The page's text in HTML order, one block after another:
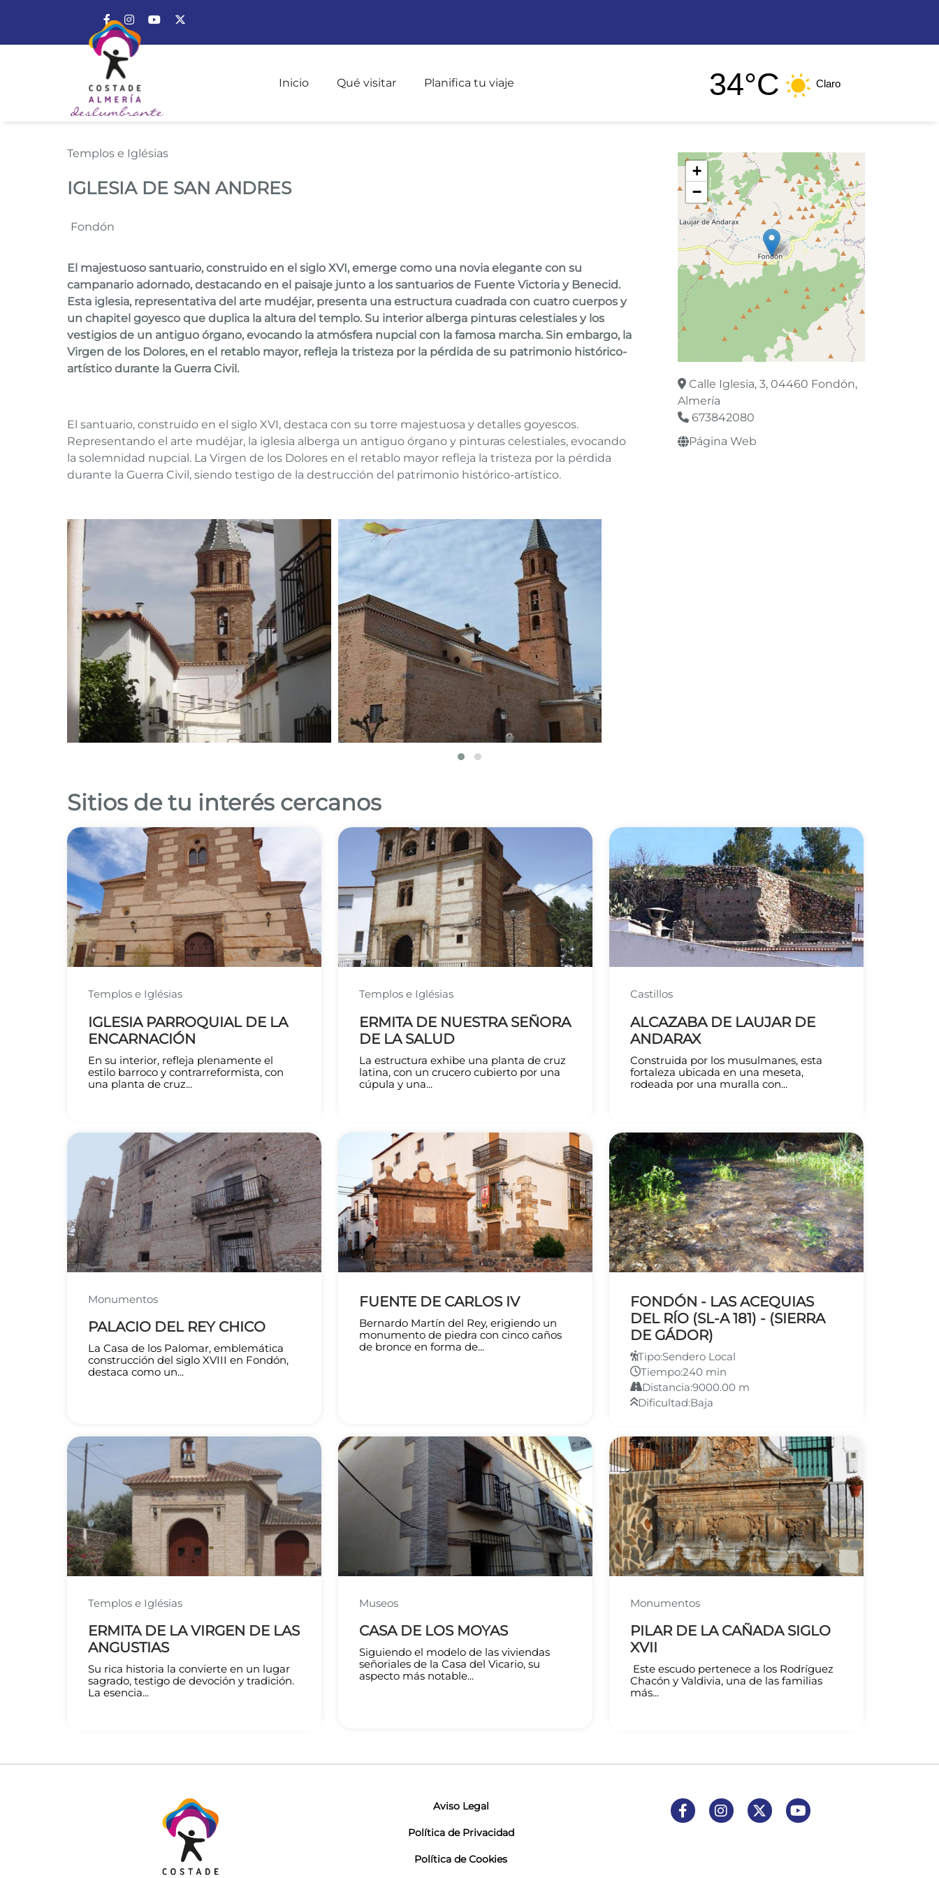
Enlace a Facebook
Enlace a Instagram
Enlace a Youtube Channel
Inicio Qué visitar Planifica tu viaje 34°C Claro
IGLESIA DE SAN ANDRES
Templos e Iglésias
IGLESIA DE SAN ANDRES
Fondón
El majestuoso santuario, construido en el siglo XVI, emerge como una novia elegante con su
campanario adornado, destacando en el paisaje junto a los santuarios de Fuente Victoria y Benecid.
Esta iglesia, representativa del arte mudéjar, presenta una estructura cuadrada con cuatro cuerpos y
un chapitel goyesco que duplica la altura del templo. Su interior alberga pinturas celestiales y los
vestigios de un antiguo órgano, evocando la atmósfera nupcial con la famosa marcha. Sin embargo, la
Virgen de los Dolores, en el retablo mayor, refleja la tristeza por la pérdida de su patrimonio histórico-
artístico durante la Guerra Civil.
El santuario, construido en el siglo XVI, destaca con su torre majestuosa y detalles goyescos.
Representando el arte mudéjar, la iglesia alberga un antiguo órgano y pinturas celestiales, evocando
la solemnidad nupcial. La Virgen de los Dolores en el retablo mayor refleja la tristeza por la pérdida
durante la Guerra Civil, siendo testigo de la destrucción del patrimonio histórico-artístico.
+
−
Calle Iglesia, 3, 04460 Fondón,
Almería
673842080
Página Web
Sitios de tu interés cercanos
Templos e Iglésias
IGLESIA PARROQUIAL DE LA
ENCARNACIÓN
En su interior, refleja plenamente el
estilo barroco y contrarreformista, con
una planta de cruz...
Templos e Iglésias
ERMITA DE NUESTRA SEÑORA
DE LA SALUD
La estructura exhibe una planta de cruz
latina, con un crucero cubierto por una
cúpula y una...
Castillos
ALCAZABA DE LAUJAR DE
ANDARAX
Construida por los musulmanes, esta
fortaleza ubicada en una meseta,
rodeada por una muralla con...
Monumentos
PALACIO DEL REY CHICO
La Casa de los Palomar, emblemática
construcción del siglo XVIII en Fondón,
destaca como un...
FUENTE DE CARLOS IV
Bernardo Martín del Rey, erigiendo un
monumento de piedra con cinco caños
de bronce en forma de...
FONDÓN - LAS ACEQUIAS
DEL RÍO (SL-A 181) - (SIERRA
DE GÁDOR)
Tipo:Sendero Local
Tiempo:240 min
Distancia:9000.00 m
Dificultad:Baja
Templos e Iglésias
ERMITA DE LA VIRGEN DE LAS
ANGUSTIAS
Su rica historia la convierte en un lugar
sagrado, testigo de devoción y tradición.
La esencia...
Museos
CASA DE LOS MOYAS
Siguiendo el modelo de las viviendas
señoriales de la Casa del Vicario, su
aspecto más notable...
Monumentos
PILAR DE LA CAÑADA SIGLO
XVII
Este escudo pertenece a los Rodríguez
Chacón y Valdivia, una de las familias
más...
Aviso Legal
Política de Privacidad
Política de Cookies
Enlace a Facebook
Enlace a Instagram
Enlace a X (Twitter)
Enlace a Youtube Channel